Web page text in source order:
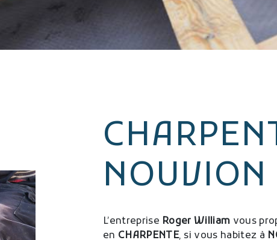
NOUVION
L’entreprise Roger William vous
en CHARPENTE, si vous habitez à